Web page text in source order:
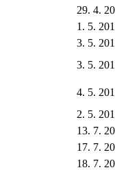
29. 4.
1. 5.
3. 5.
3. 5.
4. 5.
2. 5.
13. 7.
17. 7.
18. 7.